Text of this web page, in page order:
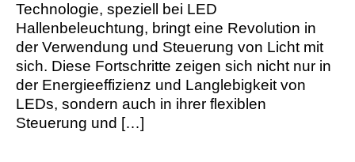
Technologie, speziell bei LED
Hallenbeleuchtung, bringt eine Revolution in
der Verwendung und Steuerung von Licht mit
sich. Diese Fortschritte zeigen sich nicht nur in
der Energieeffizienz und Langlebigkeit von
LEDs, sondern auch in ihrer flexiblen
Steuerung und […]